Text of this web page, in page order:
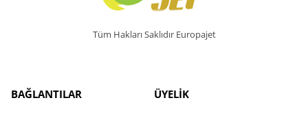
Tüm Hakları Saklıdır Europajet
BAĞLANTILAR ÜYELİK